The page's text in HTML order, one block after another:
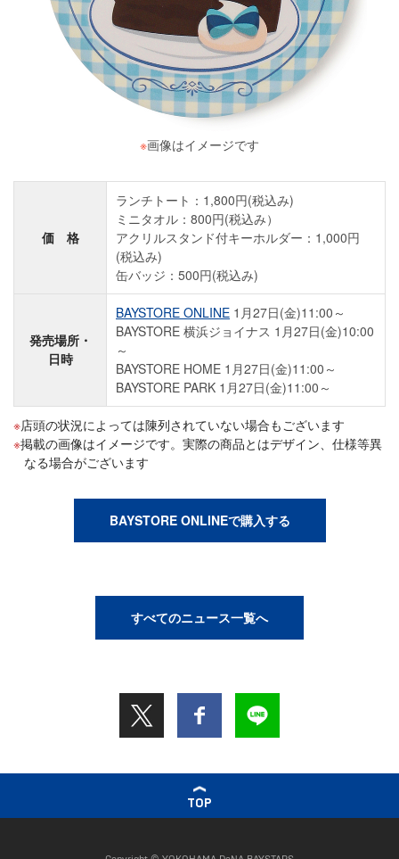
※画像はイメージです
価 格
ランチトート：1,800円(税込み)
ミニタオル：800円(税込み）
アクリルスタンド付キーホルダー：1,000円
(税込み)
缶バッジ：500円(税込み)
発売場所・
日時
BAYSTORE ONLINE 1月27日(金)11:00～
BAYSTORE 横浜ジョイナス 1月27日(金)10:00
～
BAYSTORE HOME 1月27日(金)11:00～
BAYSTORE PARK 1月27日(金)11:00～
店頭の状況によっては陳列されていない場合もございます
掲載の画像はイメージです。実際の商品とはデザイン、仕様等異
なる場合がございます
BAYSTORE ONLINEで購入する
すべてのニュース一覧へ
TOP